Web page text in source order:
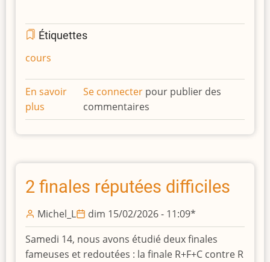
Étiquettes
cours
En savoir
plus
Cours
du
mars
de
Christian
sur
l'espagnole
Se connecterpour publier des
commentaires
2 finales réputées difficiles
Michel_L dim 15/02/2026 - 11:09*
Samedi 14, nous avons étudié deux finales
fameuses et redoutées : la finale R+F+C contre R